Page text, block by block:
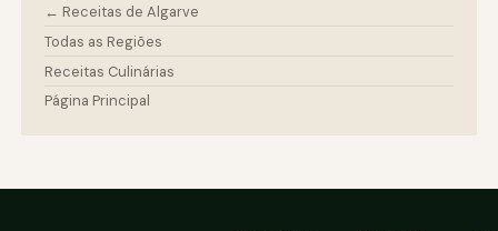
← Receitas de Algarve
Todas as Regiões
Receitas Culinárias
Página Principal